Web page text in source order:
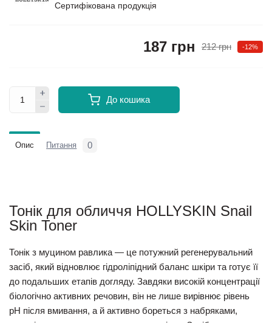
Сертифікована продукція
212 грн -12%
187 грн
До кошика
Опис Питання 0
Тонік для обличчя HOLLYSKIN Snail
Skin Toner
Тонік з муцином равлика — це потужний регенерувальний
засіб, який відновлює гідроліпідний баланс шкіри та готує її
до подальших етапів догляду. Завдяки високій концентрації
біологічно активних речовин, він не лише вирівнює рівень
pH після вмивання, а й активно бореться з набряками,